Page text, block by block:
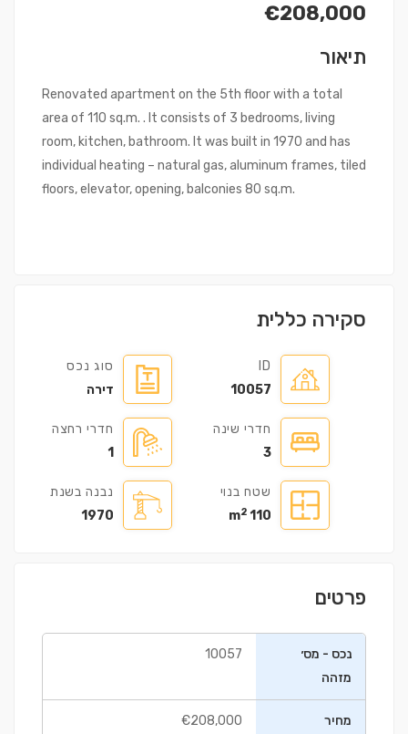
€208,000
תיאור
Renovated apartment on the 5th floor with a total
area of ​​110 sq.m. . It consists of 3 bedrooms, living
room, kitchen, bathroom. It was built in 1970 and has
individual heating – natural gas, aluminum frames, tiled
floors, elevator, opening, balconies 80 sq.m.
סקירה כללית
ID
10057
סוג נכס
דירה
חדרי שינה
3
חדרי רחצה
1
שטח בנוי
110 m
2
נבנה בשנת
1970
פרטים
נכס - מס׳
מזהה
10057
מחיר €208,000